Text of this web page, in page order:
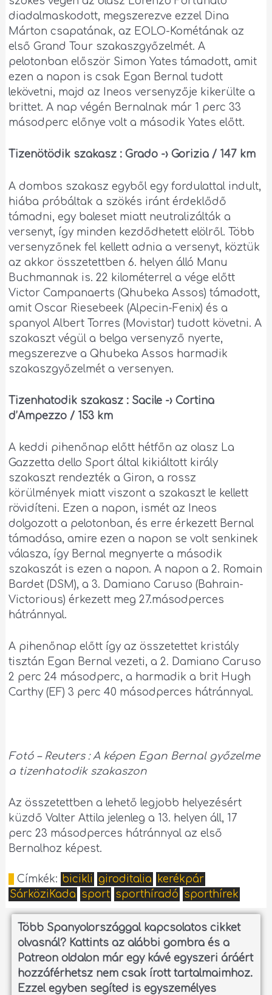
diadalmaskodott, megszerezve ezzel Dina
Márton csapatának, az EOLO-Kométának az
első Grand Tour szakaszgyőzelmét. A
pelotonban először Simon Yates támadott, amit
ezen a napon is csak Egan Bernal tudott
lekövetni, majd az Ineos versenyzője kikerülte a
brittet. A nap végén Bernalnak már 1 perc 33
másodperc előnye volt a második Yates előtt.
Tizenötödik szakasz : Grado -› Gorizia / 147 km
A dombos szakasz egyből egy fordulattal indult,
hiába próbáltak a szökés iránt érdeklődő
támadni, egy baleset miatt neutralizálták a
versenyt, így minden kezdődhetett elölről. Több
versenyzőnek fel kellett adnia a versenyt, köztük
az akkor összetettben 6. helyen álló Manu
Buchmannak is. 22 kilométerrel a vége előtt
Victor Campanaerts (Qhubeka Assos) támadott,
amit Oscar Riesebeek (Alpecin-Fenix) és a
spanyol Albert Torres (Movistar) tudott követni. A
szakaszt végül a belga versenyző nyerte,
megszerezve a Qhubeka Assos harmadik
szakaszgyőzelmét a versenyen.
Tizenhatodik szakasz : Sacile -› Cortina
d’Ampezzo / 153 km
A keddi pihenőnap előtt hétfőn az olasz La
Gazzetta dello Sport által kikiáltott király
szakaszt rendezték a Giron, a rossz
körülmények miatt viszont a szakaszt le kellett
rövidíteni. Ezen a napon, ismét az Ineos
dolgozott a pelotonban, és erre érkezett Bernal
támadása, amire ezen a napon se volt senkinek
válasza, így Bernal megnyerte a második
szakaszát is ezen a napon. A napon a 2. Romain
Bardet (DSM), a 3. Damiano Caruso (Bahrain-
Victorious) érkezett meg 27.másodperces
hátránnyal.
A pihenőnap előtt így az összetettet kristály
tisztán Egan Bernal vezeti, a 2. Damiano Caruso
2 perc 24 másodperc, a harmadik a brit Hugh
Carthy (EF) 3 perc 40 másodperces hátránnyal.
Fotó – Reuters : A képen Egan Bernal győzelme
a tizenhatodik szakaszon
Az összetettben a lehető legjobb helyezésért
küzdő Valter Attila jelenleg a 13. helyen áll, 17
perc 23 másodperces hátránnyal az első
Bernalhoz képest.
Címkék: bicikli giroditalia
kerékpár
SárköziKada sport sporthíradó sporthírek
Több Spanyolországgal kapcsolatos cikket
olvasnál? Kattints az alábbi gombra és a
Patreon oldalon már egy kávé egyszeri áráért
hozzáférhetsz nem csak írott tartalmaimhoz.
Ezzel egyben segíted is egyszemélyes